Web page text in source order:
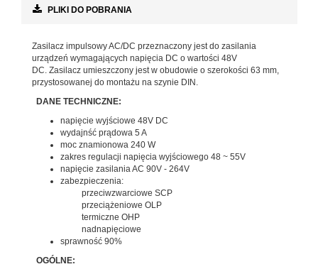
PLIKI DO POBRANIA
Zasilacz impulsowy AC/DC przeznaczony jest do zasilania
urządzeń wymagających napięcia DC o wartości 48V
DC. Zasilacz umieszczony jest w obudowie o szerokości 63 mm,
przystosowanej do montażu na szynie DIN.
DANE TECHNICZNE:
napięcie wyjściowe 48V DC
wydajnść prądowa 5 A
moc znamionowa 240 W
zakres regulacji napięcia wyjściowego 48 ~ 55V
napięcie zasilania AC 90V - 264V
zabezpieczenia:
przeciwzwarciowe SCP
przeciążeniowe OLP
termiczne OHP
nadnapięciowe
sprawność 90%
OGÓLNE: